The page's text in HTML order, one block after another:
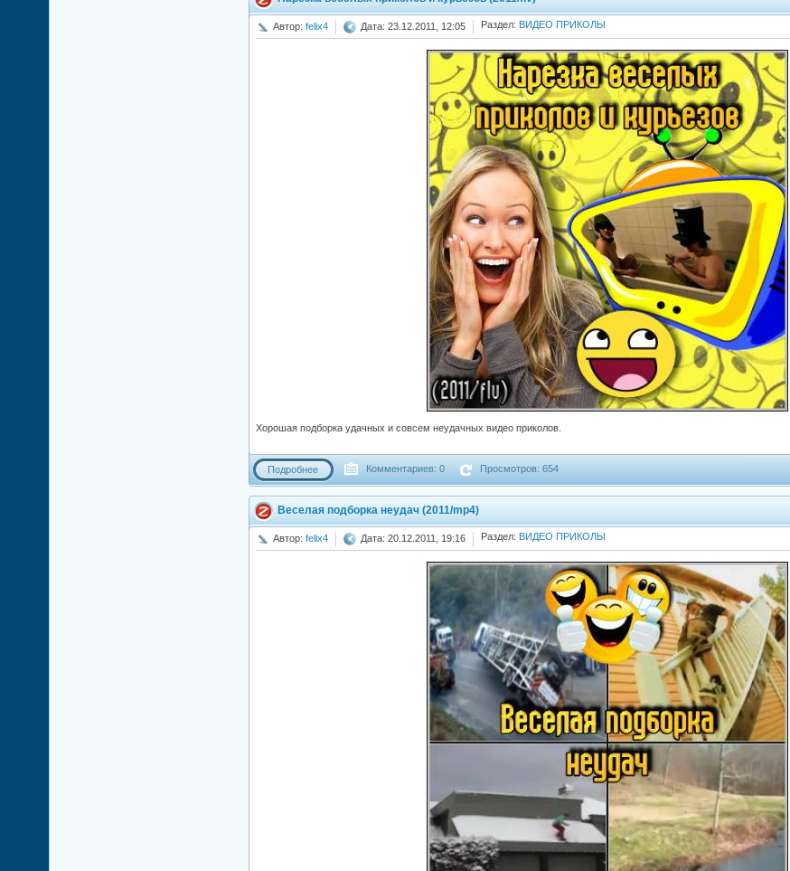
Автор: felix4 Дата: 23.12.2011, 12:05 Раздел: ВИДЕО ПРИКОЛЫ
Хорошая подборка удачных и совсем неудачных видео приколов.
Подробнее Комментариев: 0 Просмотров: 654
Веселая подборка неудач (2011/mp4)
Автор: felix4 Дата: 20.12.2011, 19:16 Раздел: ВИДЕО ПРИКОЛЫ